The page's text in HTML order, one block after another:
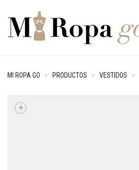
MI ROPA GO > PRODUCTOS > VESTIDOS >
+